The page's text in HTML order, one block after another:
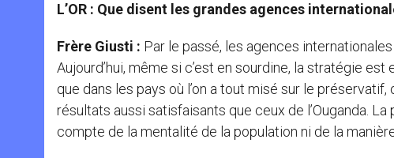
L’OR : Que disent les grandes agences
Frère Giusti : Par le passé, les agences
Aujourd’hui, même si c’est en sourdine, la stratégie
que dans les pays où l’on a tout misé sur le
résultats aussi satisfaisants que ceux de l’Ouganda.
compte de la mentalité de la population ni de la